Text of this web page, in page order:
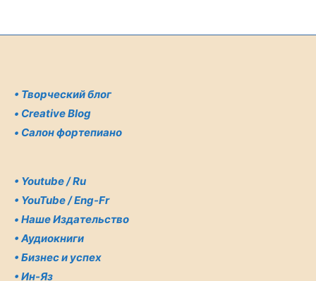
• Творческий блог
• Creative Blog
• Салон фортепиано
• Youtube / Ru
• YouTube / Eng-Fr
• Наше Издательство
• Аудиокниги
• Бизнес и успех
• Ин-Яз